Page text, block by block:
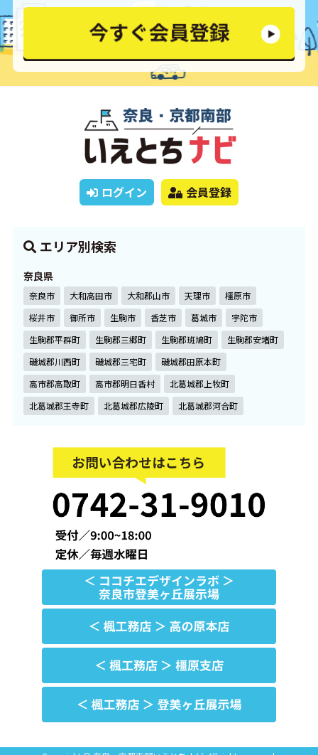
ログイン 会員登録
エリア別検索
奈良県
奈良市 大和高田市 大和郡山市 天理市
橿原市
桜井市
御所市 生駒市 香芝市 葛城市
宇陀市
生駒郡平群町
生駒郡三郷町 生駒郡斑鳩町
生駒郡安堵町
磯城郡川西町
磯城郡三宅町
磯城郡田原本町
高市郡高取町
高市郡明日香村
北葛城郡上牧町
北葛城郡王寺町
北葛城郡広陵町 北葛城郡河合町